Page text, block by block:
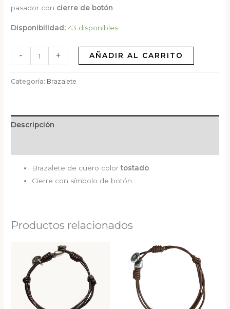
pasador con cierre de botón
Disponibilidad: 43 disponibles
- + AÑADIR AL CARRITO
Categoría: Brazalete
Descripción
Brazalete de cuero colortostado.
Cierre con símbolo de botón.
Productos relacionados